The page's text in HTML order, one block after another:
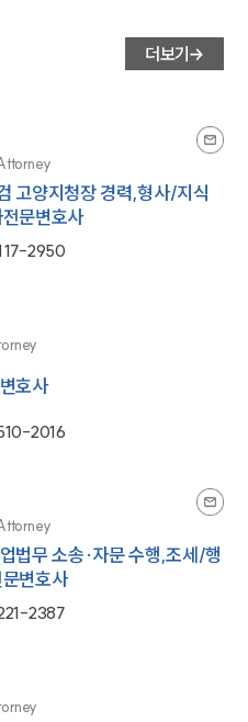
더보기
고양지청장 경력,형사/지식
문변호사
2950
호사
2016
법무 소송·자문 수행,조세/행
변호사
2387